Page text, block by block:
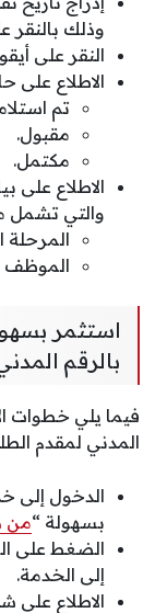
وذلك بالنقر
النقر على
الاطلاع على
تم
مقبول.
مكتمل.
الاطلاع على
والتي تشمل
المرحلة
الموظف
استثمر
بالرقم
فيما يلي خطوات
المدني لمقدم
الدخول إلى
بسهولة “من
الضغط على
إلى الخدمة.
الاطلاع على